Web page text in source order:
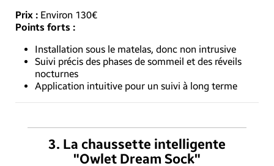
Prix : Environ 130€
Points forts :
Installation sous le matelas, donc non intrusive
Suivi précis des phases de sommeil et des réveils
nocturnes
Application intuitive pour un suivi à long terme
3. La chaussette intelligente
"Owlet Dream Sock"